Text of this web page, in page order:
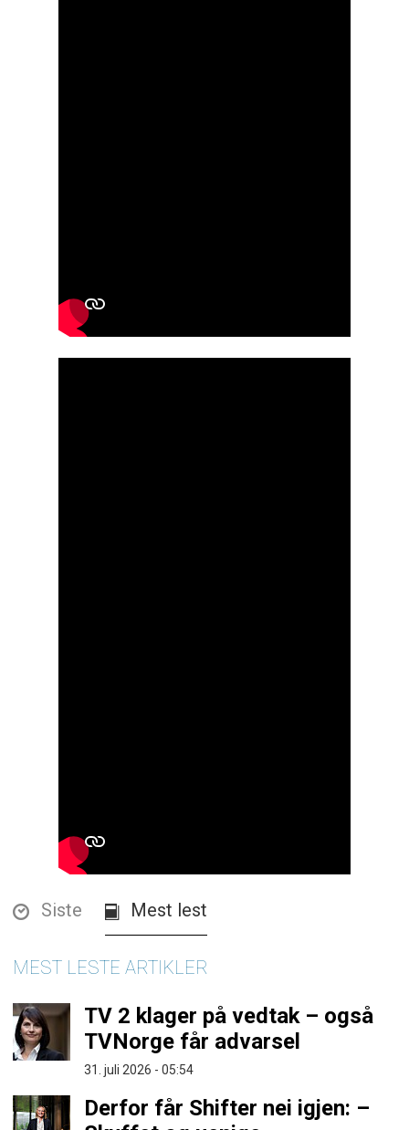
Siste Mest lest
MEST LESTE ARTIKLER
TV 2 klager på vedtak – også
TVNorge får advarsel
31. juli 2026 - 05:54
Derfor får Shifter nei igjen: –